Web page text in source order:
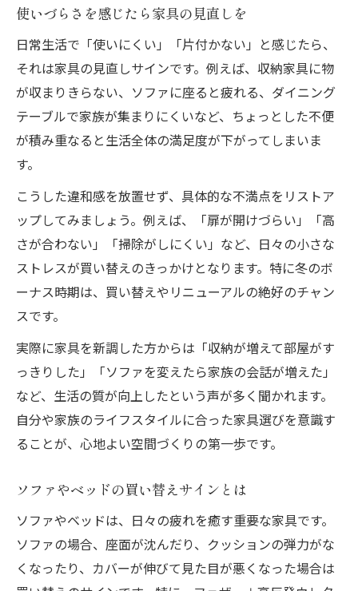
使いづらさを感じたら家具の見直しを
日常生活で「使いにくい」「片付かない」と感じたら、
それは家具の見直しサインです。例えば、収納家具に物
が収まりきらない、ソファに座ると疲れる、ダイニング
テーブルで家族が集まりにくいなど、ちょっとした不便
が積み重なると生活全体の満足度が下がってしまいま
す。
こうした違和感を放置せず、具体的な不満点をリストア
ップしてみましょう。例えば、「扉が開けづらい」「高
さが合わない」「掃除がしにくい」など、日々の小さな
ストレスが買い替えのきっかけとなります。特に冬のボ
ーナス時期は、買い替えやリニューアルの絶好のチャン
スです。
実際に家具を新調した方からは「収納が増えて部屋がす
っきりした」「ソファを変えたら家族の会話が増えた」
など、生活の質が向上したという声が多く聞かれます。
自分や家族のライフスタイルに合った家具選びを意識す
ることが、心地よい空間づくりの第一歩です。
ソファやベッドの買い替えサインとは
ソファやベッドは、日々の疲れを癒す重要な家具です。
ソファの場合、座面が沈んだり、クッションの弾力がな
くなったり、カバーが伸びて見た目が悪くなった場合は